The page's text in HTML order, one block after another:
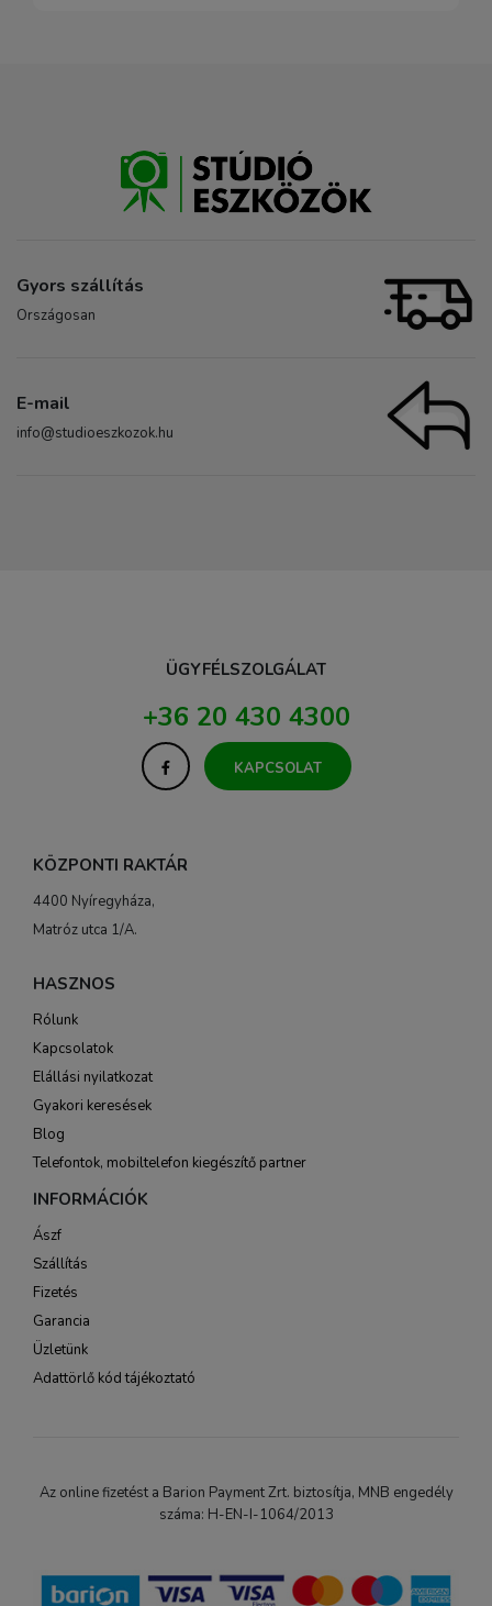
Gyors szállítás
Országosan
E-mail
info@studioeszkozok.hu
ÜGYFÉLSZOLGÁLAT
+36 20 430 4300
KAPCSOLAT
KÖZPONTI RAKTÁR
4400 Nyíregyháza,
Matróz utca 1/A.
HASZNOS
Rólunk
Kapcsolatok
Elállási nyilatkozat
Gyakori keresések
Blog
Telefontok, mobiltelefon kiegészítő partner
INFORMÁCIÓK
Ászf
Szállítás
Fizetés
Garancia
Üzletünk
Adattörlő kód tájékoztató
Az online fizetést a Barion Payment Zrt. biztosítja, MNB engedély
száma: H-EN-I-1064/2013